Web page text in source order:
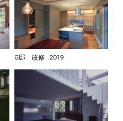
G邸 改修 2019